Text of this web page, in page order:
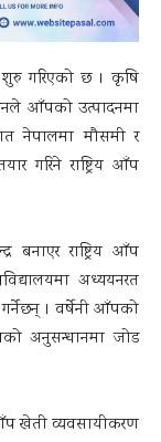
गरिएको छ । कृषि
आँपको उत्पादनमा
नेपालमा मौसमी र
गरिने राष्ट्रिय आँप
राष्ट्रिय आँप
अध्ययनरत
गर्नेछन् । वर्षेनी आँपको
अनुसन्धानमा जोड
खेती व्यवसायीकरण